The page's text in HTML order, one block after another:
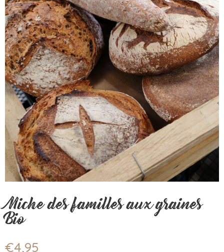
Miche des familles aux graines
Bio
€4,95